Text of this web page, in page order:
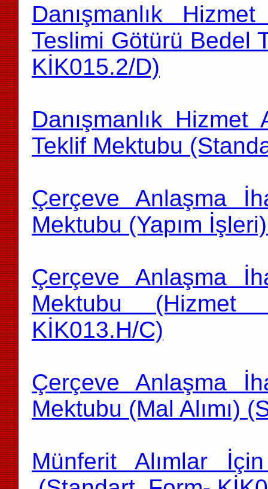
Danışmanlık
Teslimi Götürü Bedel
KİK015.2/D)
Danışmanlık
Teklif Mektubu
Çerçeve Anlaşma
Mektubu (Yapım
Çerçeve Anlaşma
Mektubu
KİK013.H/C)
Çerçeve Anlaşma
Mektubu (Mal Alımı)
Münferit Alımlar